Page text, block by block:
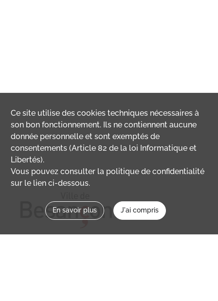
Ce site utilise descookies techniques nécessaires à
son bon fonctionnement. Ils ne contiennent aucune
donnée personnelle et sont exemptés de
consentements (Article 82 de la loi Informatique et
Libertés).
Vous pouvez consulter la politique de confidentialité
sur le lien ci-dessous.
En savoir plus J'ai compris